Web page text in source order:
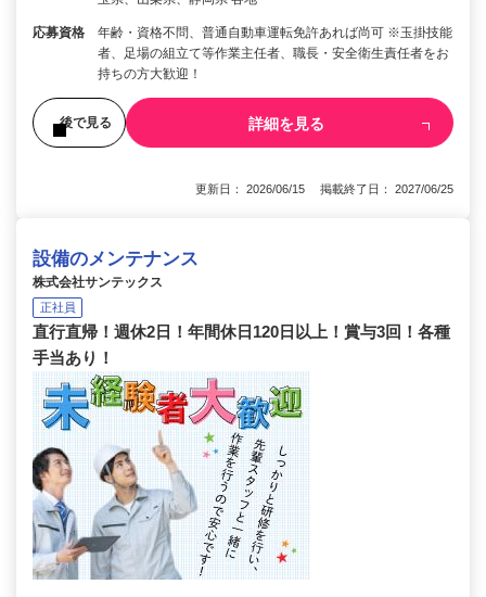
応募資格
年齢・資格不問、普通自動車運転免許あれば尚可 ※玉掛技能
者、足場の組立て等作業主任者、職長・安全衛生責任者をお
持ちの方大歓迎！
後で見る 詳細を見る
更新日： 2026/06/15 掲載終了日： 2027/06/25
設備のメンテナンス
株式会社サンテックス
正社員
直行直帰！週休2日！年間休日120日以上！賞与3回！各種
手当あり！